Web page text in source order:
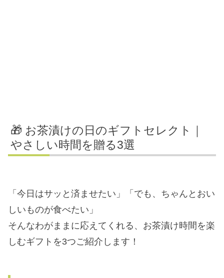
🎁 お茶漬けの日のギフトセレクト｜
やさしい時間を贈る3選
「今日はサッと済ませたい」「でも、ちゃんとおい
しいものが食べたい」
そんなわがままに応えてくれる、お茶漬け時間を楽
しむギフトを3つご紹介します！